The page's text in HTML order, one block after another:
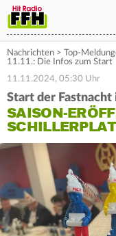
Nachrichten > Top-
11.11.: Die Infos zum Start
11.11.2024, 05:30 Uhr
Start der Fastnacht
SAISON-